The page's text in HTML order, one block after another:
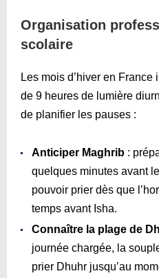
Organisation
scolaire
Les mois d’hiver en
de 9 heures de lumière
de planifier les pauses :
Anticiper Maghrib :
quelques minutes avant
pouvoir prier dès que
temps avant Isha.
Connaître la plage de
journée chargée, la
prier Dhuhr jusqu’au